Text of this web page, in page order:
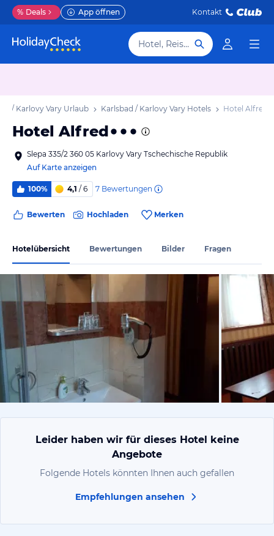
% Deals App öffnen Kontakt
Hotel, Reiseziel
/ Karlovy Vary Urlaub Karlsbad / Karlovy Vary Hotels Hotel Alfred
Hotel Alfred
Slepa 335/2 360 05 Karlovy Vary Tschechische Republik
Auf Karte anzeigen
100% 4,1 / 6 7 Bewertungen
Bewerten Hochladen Merken
Hotelübersicht Bewertungen Bilder Fragen
von
Leider haben wir für dieses Hotel keine
Angebote
Folgende Hotels könnten Ihnen auch gefallen
Empfehlungen ansehen